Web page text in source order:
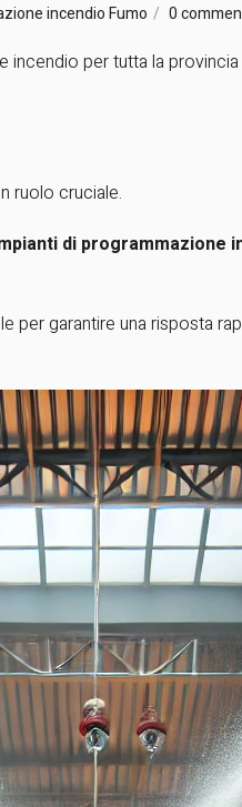
incendio Fumo 0
per tutta la
ruolo cruciale.
di programmazione
garantire una risposta